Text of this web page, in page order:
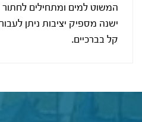
המשוט למים ומתחילים
ישנה מספיק יציבות ניתן
קל בברכיים.